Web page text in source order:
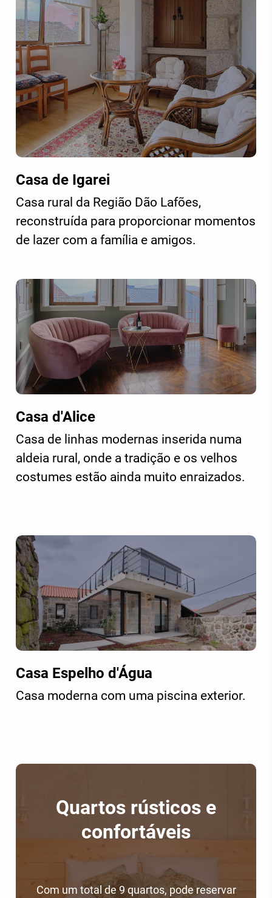
Casa de Igarei
Casa rural da Região Dão Lafões,
reconstruída para proporcionar momentos
de lazer com a família e amigos.
Casa d'Alice
Casa de linhas modernas inserida numa
aldeia rural, onde a tradição e os velhos
costumes estão ainda muito enraizados.
Casa Espelho d'Água
Casa moderna com uma piscina exterior.
Quartos rústicos e
confortáveis
Com um total de 9 quartos, pode reservar